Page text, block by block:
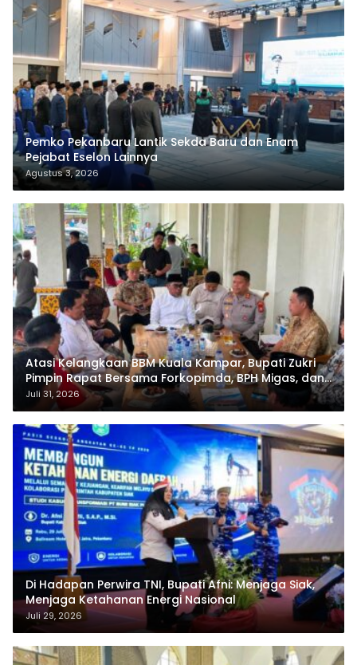
Pemko Pekanbaru Lantik Sekda Baru dan Enam
Pejabat Eselon Lainnya
Agustus 3, 2026
Atasi Kelangkaan BBM Kuala Kampar, Bupati Zukri
Pimpin Rapat Bersama Forkopimda, BPH Migas, dan
Pertamina
Juli 31, 2026
Di Hadapan Perwira TNI, Bupati Afni: Menjaga Siak,
Menjaga Ketahanan Energi Nasional
Juli 29, 2026